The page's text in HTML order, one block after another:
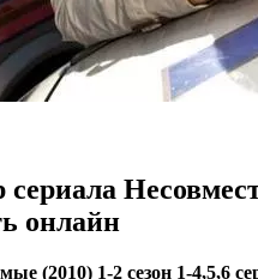
сериала
онлайн
(2010) 1-2 сезон 1-4,5,6